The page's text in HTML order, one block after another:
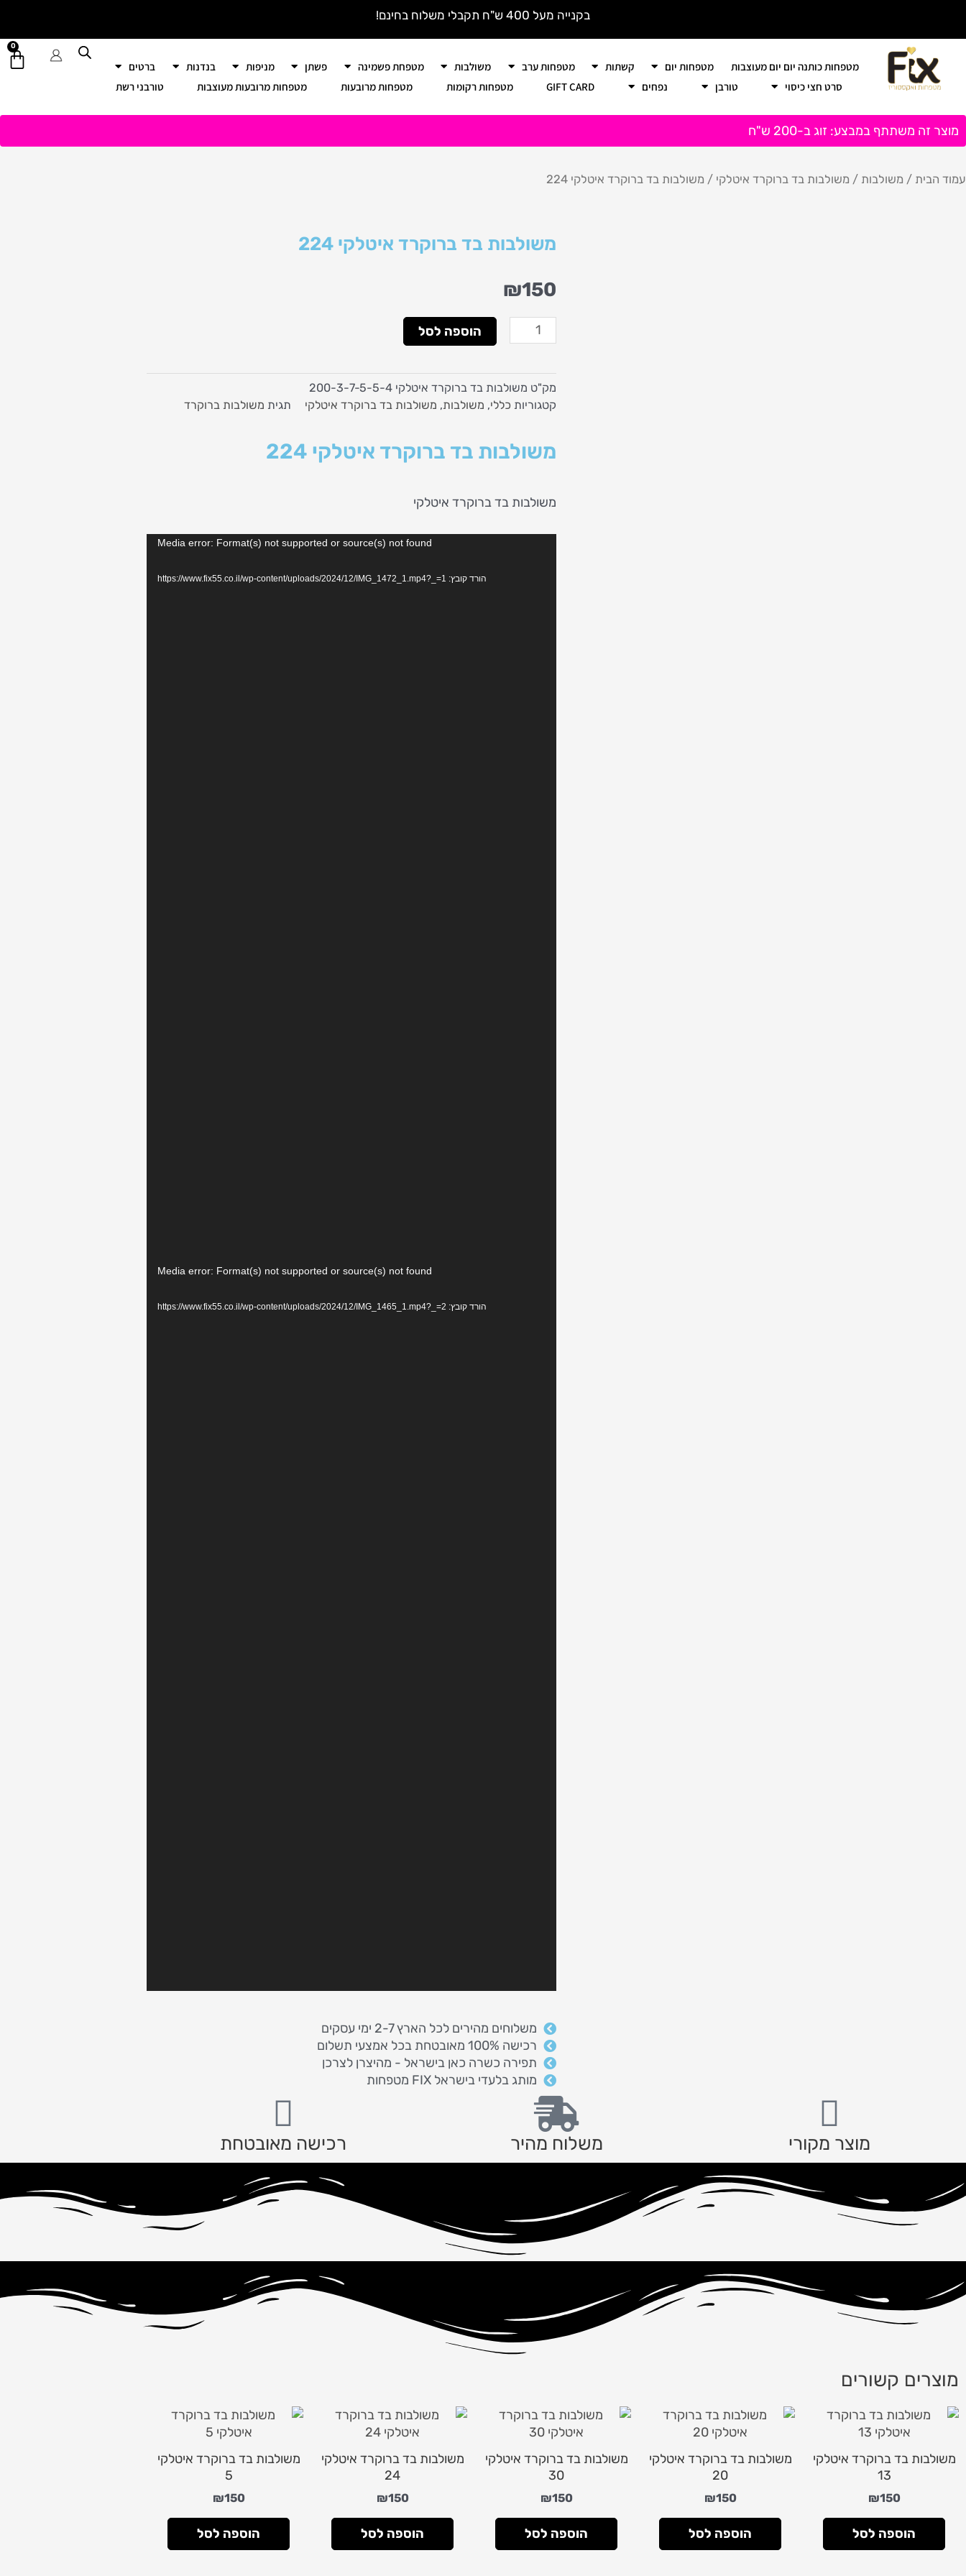
בקנייה מעל 400 ש"ח תקבלי משלוח בחינם!
מטפחות כותנה יום יום מעוצבות מטפחות יום קשתות מטפחות ערב משולבות מטפחת פשמינה פשתן מניפות בנדנות
ברטים
סרט חצי כיסוי
טורבן נפחים GIFT CARD מטפחות רקומות מטפחות מרובעות מטפחות מרובעות מעוצבות טורבני רשת
0
מוצר זה משתתף במבצע: זוג ב-200 ש"ח
עמוד הבית / משולבות / משולבות בד ברוקרד איטלקי / משולבות בד ברוקרד איטלקי 224
משולבות בד ברוקרד איטלקי 224
₪150
כמות
של
בד
ברוקרד
איטלקי
הוספה לסל
מק"ט משולבות בד ברוקרד איטלקי 200-3-7-5-5-4
קטגוריות כללי, משולבות, משולבות בד ברוקרד איטלקי תגית משולבות ברוקרד
משולבות בד ברוקרד איטלקי 224
משולבות בד ברוקרד איטלקי
Media error: Format(s) not supported or source(s) not found
הורד קובץ: https://www.fix55.co.il/wp-content/uploads/2024/12/IMG_1472_1.mp4?_=1
Media error: Format(s) not supported or source(s) not found
הורד קובץ: https://www.fix55.co.il/wp-content/uploads/2024/12/IMG_1465_1.mp4?_=2
משלוחים מהירים לכל הארץ 2-7 ימי עסקים
רכישה 100% מאובטחת בכל אמצעי תשלום
תפירה כשרה כאן בישראל - מהיצרן לצרכן
מותג בלעדי בישראל FIX מטפחות
מוצר מקורי משלוח מהיר רכישה מאובטחת
מוצרים קשורים
משולבות בד ברוקרד איטלקי
13
₪150
הוספה לסל
משולבות בד ברוקרד איטלקי
20
₪150
הוספה לסל
משולבות בד ברוקרד איטלקי
30
₪150
הוספה לסל
משולבות בד ברוקרד איטלקי
24
₪150
הוספה לסל
משולבות בד ברוקרד איטלקי
5
₪150
הוספה לסל